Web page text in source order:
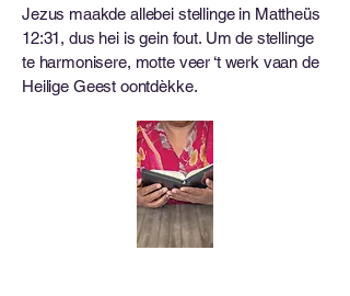
Jezus maakde allebei stellinge in Mattheüs
12:31, dus hei is gein fout. Um de stellinge
te harmonisere, motte veer ‘t werk vaan de
Heilige Geest oontdèkke.